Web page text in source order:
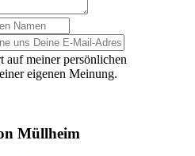
auf meiner persönlichen
eigenen Meinung.
Müllheim